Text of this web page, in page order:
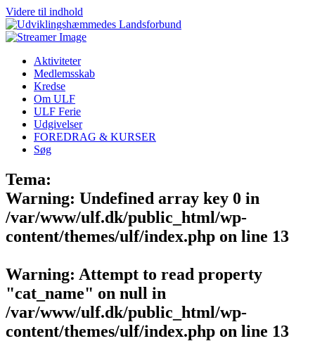
Videre til indhold
Aktiviteter
Medlemsskab
Kredse
Om ULF
ULF Ferie
Udgivelser
FOREDRAG & KURSER
Søg
Tema:
Warning: Undefined array key 0 in
/var/www/ulf.dk/public_html/wp-
content/themes/ulf/index.php on line 13
Warning: Attempt to read property
"cat_name" on null in
/var/www/ulf.dk/public_html/wp-
content/themes/ulf/index.php on line 13